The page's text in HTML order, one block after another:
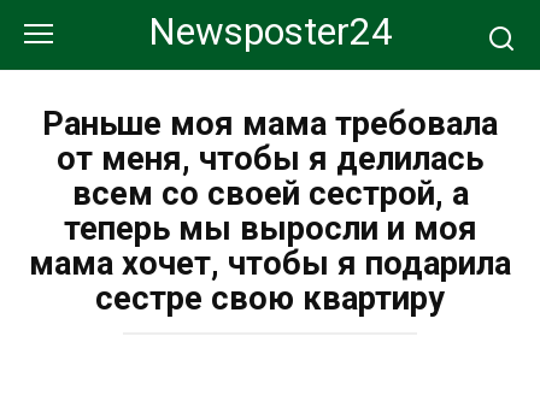
контенту
Newsposter24
Раньше моя мама требовала
от меня, чтобы я делилась
всем со своей сестрой, а
теперь мы выросли и моя
мама хочет, чтобы я подарила
сестре свою квартиру